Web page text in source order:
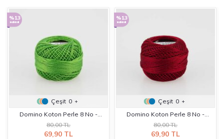
%13
indirimli
Çeşit 0 +
Domino Koton Perle 8 No -
K0020
80,00 TL
69,90 TL
%13
indirimli
Çeşit 0 +
Domino Koton Perle 8 No -
K0031
80,00 TL
69,90 TL